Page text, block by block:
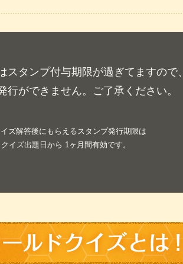
スタンプ付与期限が過ぎてますので、
行ができません。ご了承ください。
ズ解答後にもらえるスタンプ発行期限は
クイズ出題日から 1ヶ月間有効です。